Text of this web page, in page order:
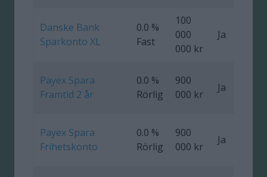
Danske Bank
Sparkonto XL
0.0 %
Fast
100
000
000 kr
Ja
Payex Spara
Framtid 2 år
0.0 %
Rörlig
900
000 kr
Ja
Payex Spara
Frihetskonto
0.0 %
Rörlig
900
000 kr
Ja